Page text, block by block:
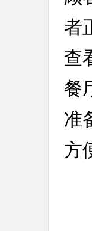
者
查
餐
准
方